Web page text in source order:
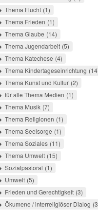
Thema Flucht 1
Thema Frieden 1
Thema Glaube 14
Thema Jugendarbeit 5
Thema Katechese 4
Thema Kindertageseinrichtung 14
Thema Kunst und Kultur 2
für alle Thema Medien 1
Thema Musik 7
Thema Religionen 1
Thema Seelsorge 1
Thema Soziales 11
Thema Umwelt 15
Sozialpastoral 1
Umwelt 5
Frieden und Gerechtigkeit 3
Ökumene / interreligiöser Dialog 3